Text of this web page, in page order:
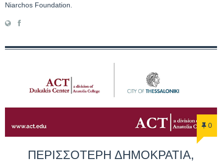
Niarchos Foundation.
0
ΠΕΡΙΣΣΟΤΕΡΗ ΔΗΜΟΚΡΑΤΙΑ,